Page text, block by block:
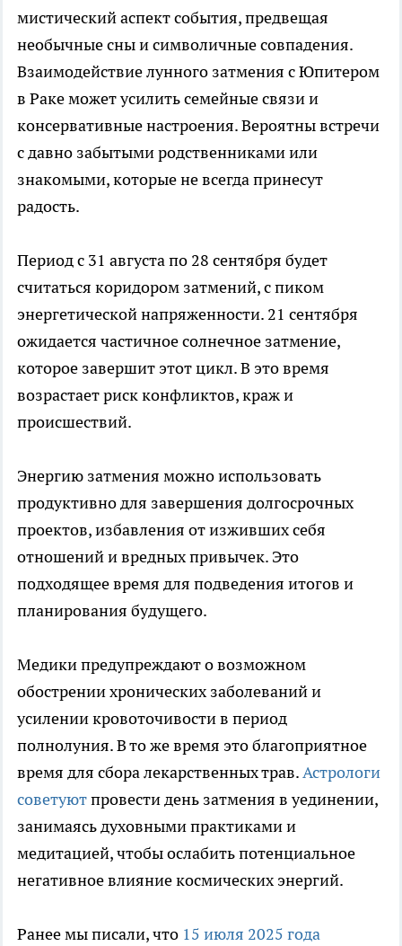
мистический аспект события, предвещая
необычные сны и символичные совпадения.
Взаимодействие лунного затмения с Юпитером
в Раке может усилить семейные связи и
консервативные настроения. Вероятны встречи
с давно забытыми родственниками или
знакомыми, которые не всегда принесут
радость.
Период с 31 августа по 28 сентября будет
считаться коридором затмений, с пиком
энергетической напряженности. 21 сентября
ожидается частичное солнечное затмение,
которое завершит этот цикл. В это время
возрастает риск конфликтов, краж и
происшествий.
Энергию затмения можно использовать
продуктивно для завершения долгосрочных
проектов, избавления от изживших себя
отношений и вредных привычек. Это
подходящее время для подведения итогов и
планирования будущего.
Медики предупреждают о возможном
обострении хронических заболеваний и
усилении кровоточивости в период
полнолуния. В то же время это благоприятное
время для сбора лекарственных трав.Астрологи
советуютпровести день затмения в уединении,
занимаясь духовными практиками и
медитацией, чтобы ослабить потенциальное
негативное влияние космических энергий.
Ранее мы писали, что 15 июля 2025 года